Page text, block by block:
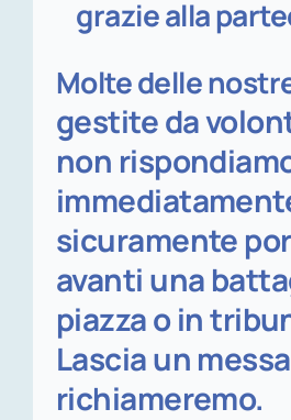
grazie alla
Molte delle
gestite da
non
sicuramente
avanti una
piazza o in
Lascia un
richiameremo.